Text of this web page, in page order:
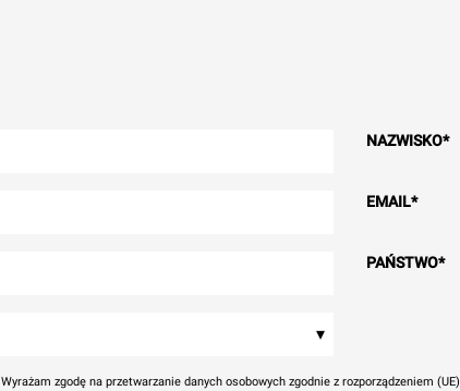
NAZWISKO*
EMAIL*
PAŃSTWO*
▾
Wyrażam zgodę na przetwarzanie danych osobowych zgodnie z rozporządzeniem